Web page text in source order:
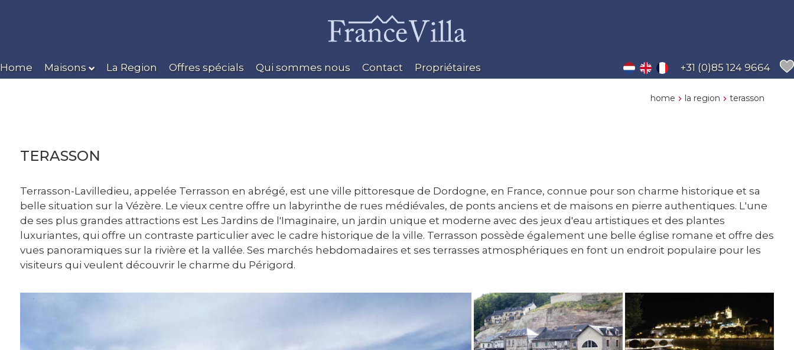
Home Maisons La Region Offres spécials Qui sommes nous Contact Propriétaires +31 (0)85 124 9664
home la region terasson
TERASSON
Terrasson-Lavilledieu, appelée Terrasson en abrégé, est une ville pittoresque de Dordogne, en France, connue pour son charme historique et sa
belle situation sur la Vézère. Le vieux centre offre un labyrinthe de rues médiévales, de ponts anciens et de maisons en pierre authentiques. L'une
de ses plus grandes attractions est Les Jardins de l'Imaginaire, un jardin unique et moderne avec des jeux d'eau artistiques et des plantes
luxuriantes, qui offre un contraste particulier avec le cadre historique de la ville. Terrasson possède également une belle église romane et offre des
vues panoramiques sur la rivière et la vallée. Ses marchés hebdomadaires et ses terrasses atmosphériques en font un endroit populaire pour les
visiteurs qui veulent découvrir le charme du Périgord.